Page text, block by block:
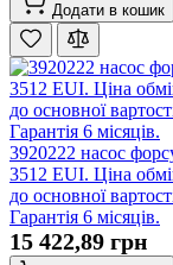
Додати в кошик
3920222 насос
3512 EUI. Ціна
до основної
Гарантія 6 місяців.
15 422,89 грн